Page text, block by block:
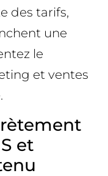
des tarifs,
une
le
et ventes
et